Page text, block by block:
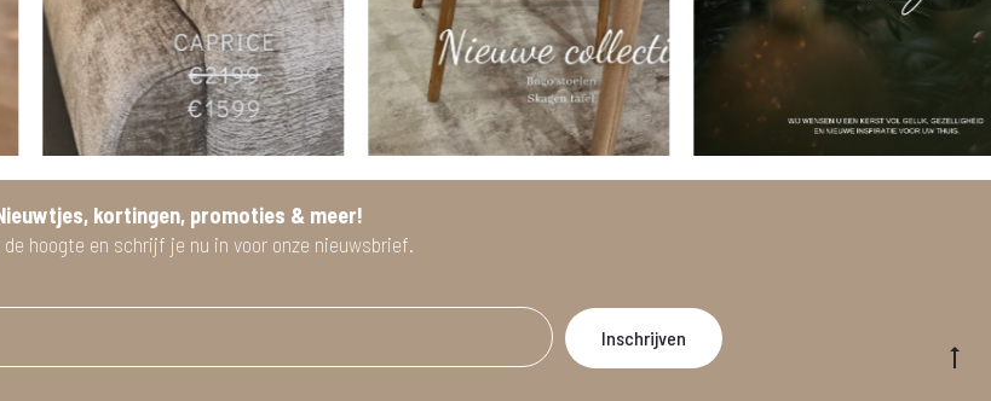
kortingen, promoties & meer!
hoogte en schrijf je nu in voor onze nieuwsbrief.